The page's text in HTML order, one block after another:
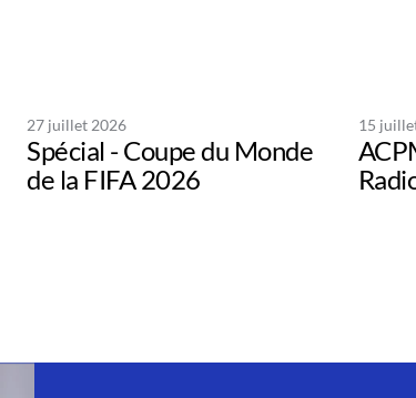
27 juillet 2026
Spécial - Coupe du Monde
de la FIFA 2026
15